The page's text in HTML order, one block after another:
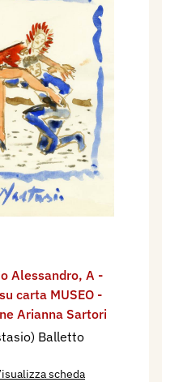
Alessandro, A -
carta MUSEO -
Arianna Sartori
Balletto
scheda